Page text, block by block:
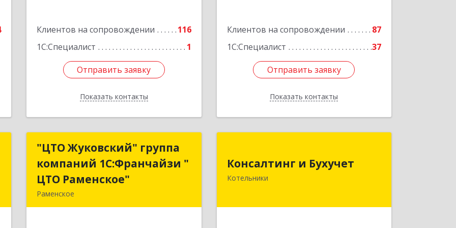
Клиентов на сопровождении
116
1С:Специалист
1
Отправить заявку
Показать контакты
Отправить заявку
Назад
Клиентов на сопровождении
87
1С:Специалист
37
Отправить заявку
Показать контакты
Отправить заявку
Назад
"ЦТО Жуковский" группа
компаний 1С:Франчайзи "
ЦТО Раменское"
Раменское
"ЦТО Жуковский" группа
компаний 1С:Франчайзи "
ЦТО Раменское"
Консалтинг и Бухучет
Котельники
140054, Московская обл, Котельники
г, Карьерная ул, дом № 13, пом.1
Подробнее